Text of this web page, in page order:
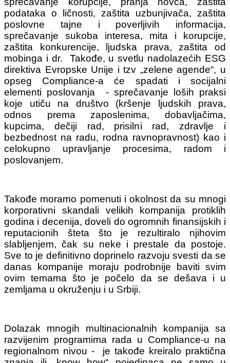
podataka o ličnosti, zaštita uzbunjivača, zaštita
poslovne tajne i poverljivih informacija,
sprečavanje sukoba interesa, mita i korupcije,
zaštita konkurencije, ljudska prava, zaštita od
mobinga i dr. Takođe, u svetlu nadolazećih ESG
direktiva Evropske Unije i tzv „zelene agende“, u
opseg Compliance-a će spadati i socijalni
elementi poslovanja - sprečavanje loših praksi
koje utiču na društvo (kršenje ljudskih prava,
odnos prema zaposlenima, dobavljačima,
kupcima, dečiji rad, prisilni rad, zdravlje i
bezbednost na radu, rodna ravnopravnost) kao i
celokupno upravljanje procesima, radom i
poslovanjem.
Takođe moramo pomenuti i okolnost da su mnogi
korporativni skandali velikih kompanija protiklih
godina i decenija, doveli do ogromnih finansijskih i
reputacionih šteta što je rezultiralo njihovim
slabljenjem, čak su neke i prestale da postoje.
Sve to je definitivno doprinelo razvoju svesti da se
danas kompanije moraju podrobnije baviti svim
ovim temama što je počelo da se dešava i u
zemljama u okruženju i u Srbiji.
Dolazak mnogih multinacionalnih kompanija sa
razvijenim programima rada u Compliance-u na
regionalnom nivou - je takođe kreiralo praktična